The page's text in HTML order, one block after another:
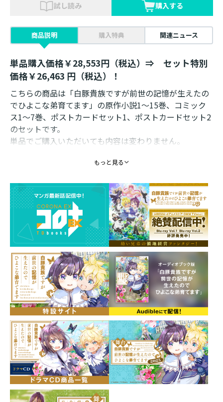
試し読み 購入する
商品説明 購入特典 関連ニュース
単品購入価格￥28,553円（税込）⇒ セット特別
価格￥26,463 円（税込）！
こちらの商品は「白豚貴族ですが前世の記憶が生えたの
でひよこな弟育てます」の原作小説1～15巻、コミック
ス1～7巻、ポストカードセット1、ポストカードセット2
のセットです。
単品でご購入いただいても内容は変わりません。
白豚貴族ですが前世の記憶が生えたのでひよこな弟育
てます 原作小説第1巻～第15巻
※全書籍に付属する特典SS付き。
【コミックス】
白豚貴族ですが前世の記憶が生えたのでひよこな弟育
てます@COMIC 第1巻～第7巻
※全書籍に付属する特典SS付き。（1巻～3巻には特典
がつきません）
白豚貴族ですが前世の記憶が生えたのでひよこな弟育て
ます ポストカードセット1
白豚貴族ですが前世の記憶が生えたのでひよこな弟育て
ます ポストカードセット2
※ポストカードセット1・2に付属する特典SS付き。
※下記特典はこちらのセットには含まれません。
・原作小説第11巻＋コミックス第5巻 2冊同時購入特典
もっと見る